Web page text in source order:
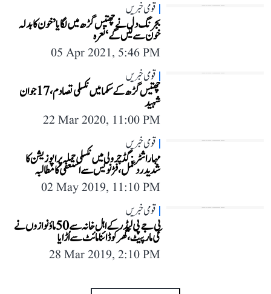
قومی خبریں
بجرنگ دل نے چھتیس گڑھ میں لگایا ’خون کا بدلہ
خون سے لیں گے‘ نعرہ
05 Apr 2021, 5:46 PM
قومی خبریں
چھتیس گڑھ کے سکما میں نکسلی تصادم، 17 جوان
شہید
22 Mar 2020, 11:00 PM
قومی خبریں
مہاراشٹر: گڈچرولی میں نکسلی حملہ پر اپوزیشن کا
شدید ردعمل، فڑنویس سے استعفی کا مطالبہ
02 May 2019, 11:10 PM
قومی خبریں
بی جے پی لیڈر کے اہل خانہ سے 50 ماؤنوازوں نے
کی مار پیٹ، گھر کو ڈائنامائٹ سے اُڑایا
28 Mar 2019, 2:10 PM